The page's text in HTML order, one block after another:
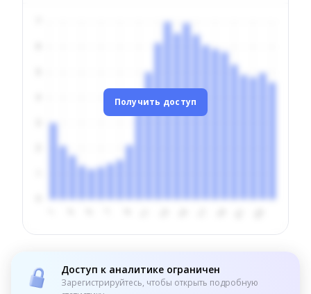
Получить доступ
Доступ к аналитике ограничен
Зарегистрируйтесь, чтобы открыть подробную